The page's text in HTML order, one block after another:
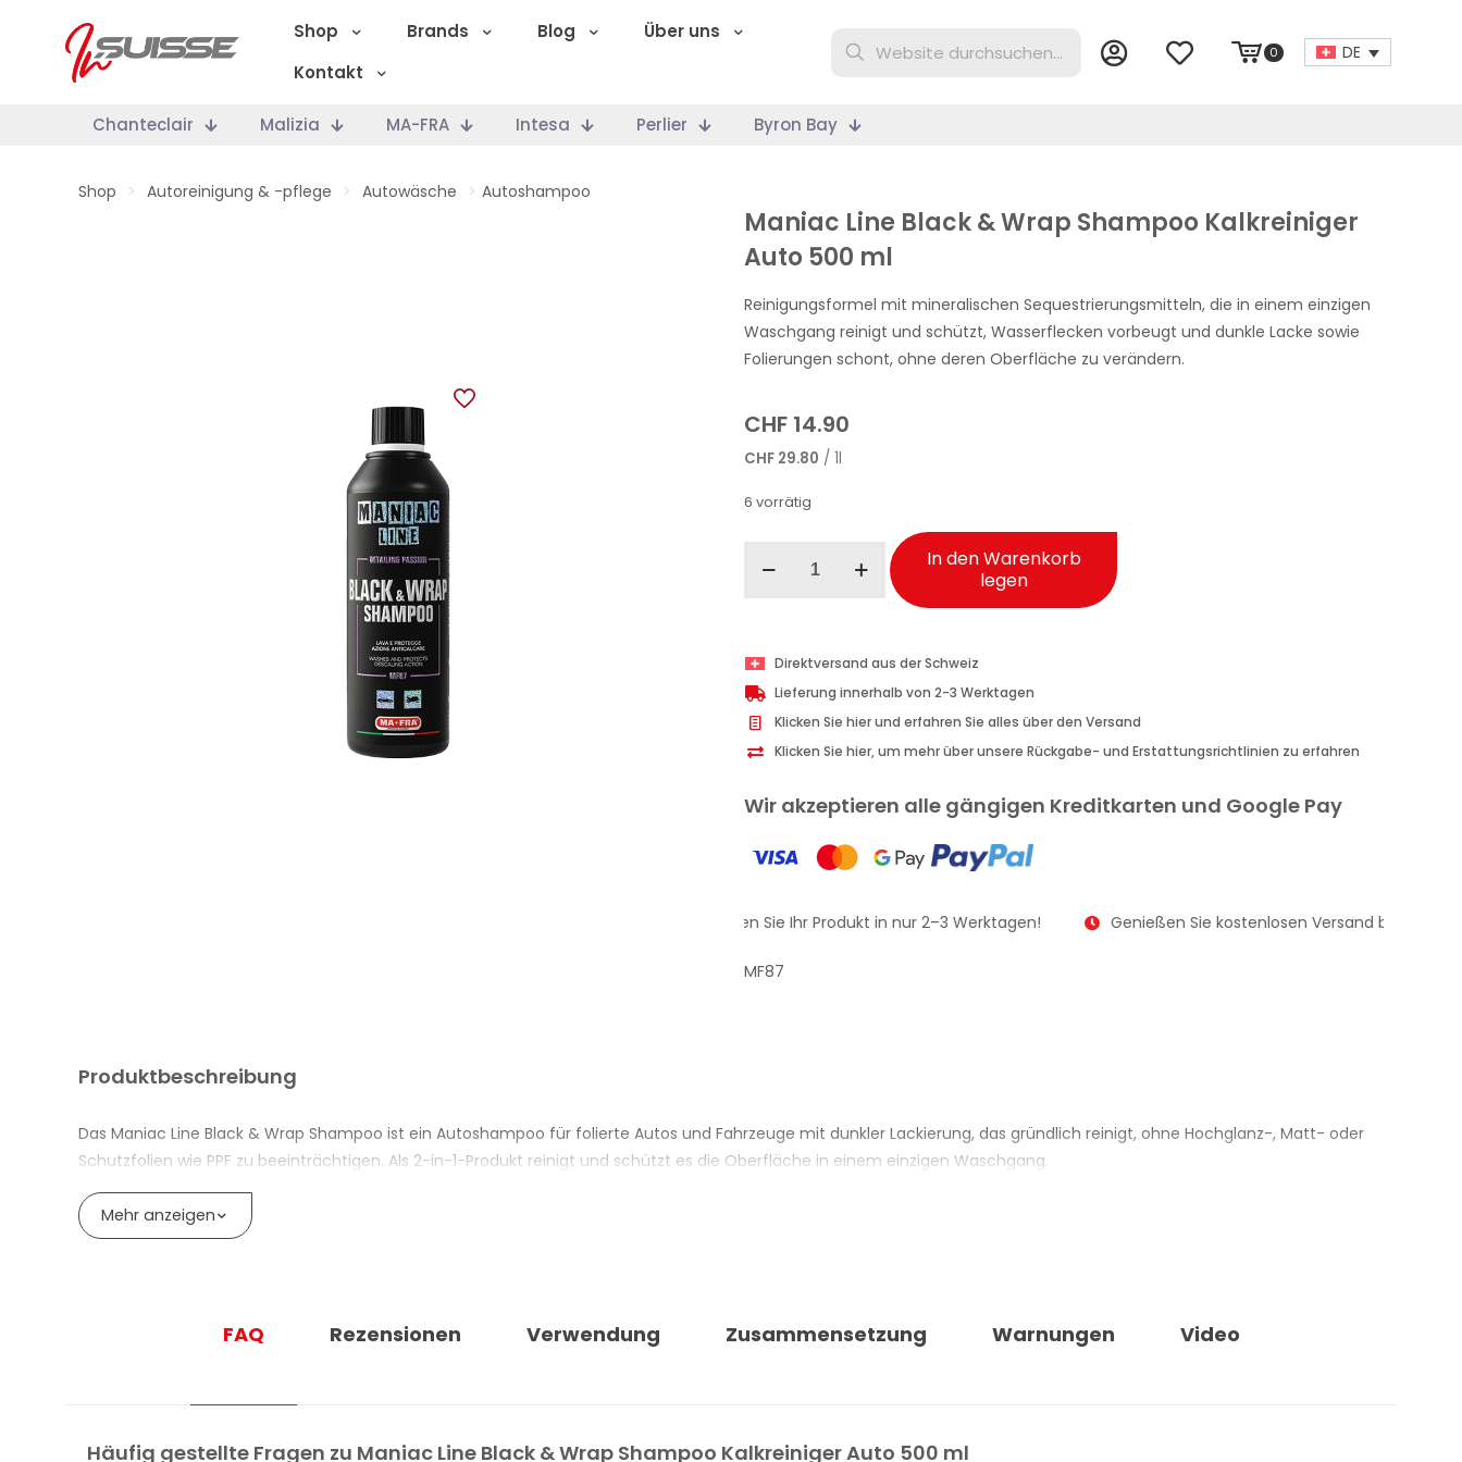
Shop Brands Blog
Über uns
Kontakt
0 DE
Chanteclair Malizia MA-FRA Intesa Perlier Byron Bay
Shop > Autoreinigung & -pflege > Autowäsche > Autoshampoo
Maniac Line Black & Wrap Shampoo Kalkreiniger
Auto 500 ml
Reinigungsformel mit mineralischen Sequestrierungsmitteln, die in einem einzigen
Waschgang reinigt und schützt, Wasserflecken vorbeugt und dunkle Lacke sowie
Folierungen schont, ohne deren Oberfläche zu verändern.
CHF 14.90
CHF 29.80 / 1l
6 vorrätig
Wrap
Shampoo
Kalkreiniger
Auto
ml
In den Warenkorb
legen
Direktversand aus der Schweiz
Lieferung innerhalb von 2-3 Werktagen
Klicken Sie hier und erfahren Sie alles über den Versand
Klicken Sie hier, um mehr über unsere Rückgabe- und Erstattungsrichtlinien zu erfahren
Wir akzeptieren alle gängigen Kreditkarten und Google Pay
Erhalten Sie Ihr Produkt in nur 2–3 Werktagen! Genießen Sie kostenlosen Versand bei
MF87
Produktbeschreibung
Das Maniac Line Black & Wrap Shampoo ist ein Autoshampoo für folierte Autos und Fahrzeuge mit dunkler Lackierung, das gründlich reinigt, ohne Hochglanz-, Matt- oder
Schutzfolien wie PPF zu beeinträchtigen. Als 2-in-1-Produkt reinigt und schützt es die Oberfläche in einem einzigen Waschgang.
Die Formel enthält mineralische Sequestrierungsmittel, die während der Trocknungsphase die Bildung von Kalkflecken — sogenannten Waterspot — hemmen und
gleichzeitig den Kalkfilm entfernen, der sich von Wäsche zu Wäsche aufbaut. Diese dekontaminierende Wirkung ist besonders relevant bei schwarzen Lacken und matten
Die hohe Schmierfähigkeit der Formel legt eine gleitfähige Oberfläche an, die das Risiko von Mikrokratzern und Swirls beim manuellen Waschen reduziert. Das Produkt
Mehr anzeigen
FAQ Rezensionen Verwendung Zusammensetzung Warnungen Video
Häufig gestellte Fragen zu Maniac Line Black & Wrap Shampoo Kalkreiniger Auto 500 ml